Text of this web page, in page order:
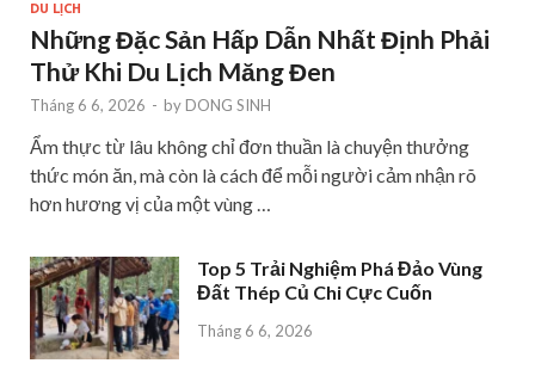
DU LỊCH
Những Đặc Sản Hấp Dẫn Nhất Định Phải
Thử Khi Du Lịch Măng Đen
Tháng 6 6, 2026 - by DONG SINH
Ẩm thực từ lâu không chỉ đơn thuần là chuyện thưởng
thức món ăn, mà còn là cách để mỗi người cảm nhận rõ
hơn hương vị của một vùng …
Top 5 Trải Nghiệm Phá Đảo Vùng
Đất Thép Củ Chi Cực Cuốn
Tháng 6 6, 2026